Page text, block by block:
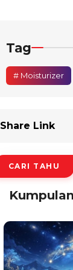
Tag
# Moisturizer
Share Link
CARI TAHU